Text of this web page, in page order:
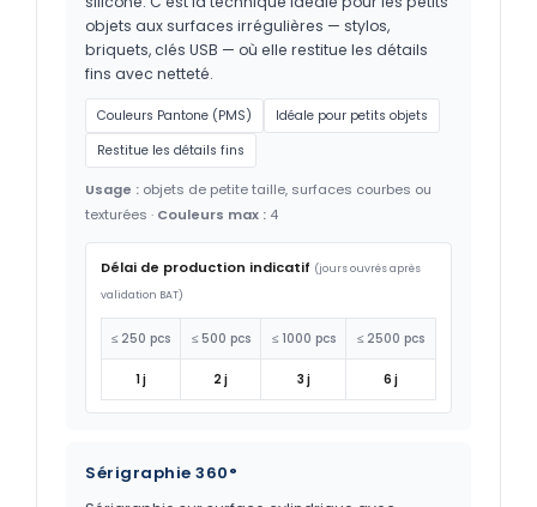
objets aux surfaces irrégulières — stylos,
briquets, clés USB — où elle restitue les détails
fins avec netteté.
Couleurs Pantone (PMS)
Idéale pour petits objets
Restitue les détails fins
Usage : objets de petite taille, surfaces courbes ou
texturées · Couleurs max : 4
Délai de production indicatif (jours ouvrés après
validation BAT)
≤ 250 pcs ≤ 500 pcs ≤ 1000 pcs ≤ 2500 pcs
1 j 2 j 3 j 6 j
Sérigraphie 360°